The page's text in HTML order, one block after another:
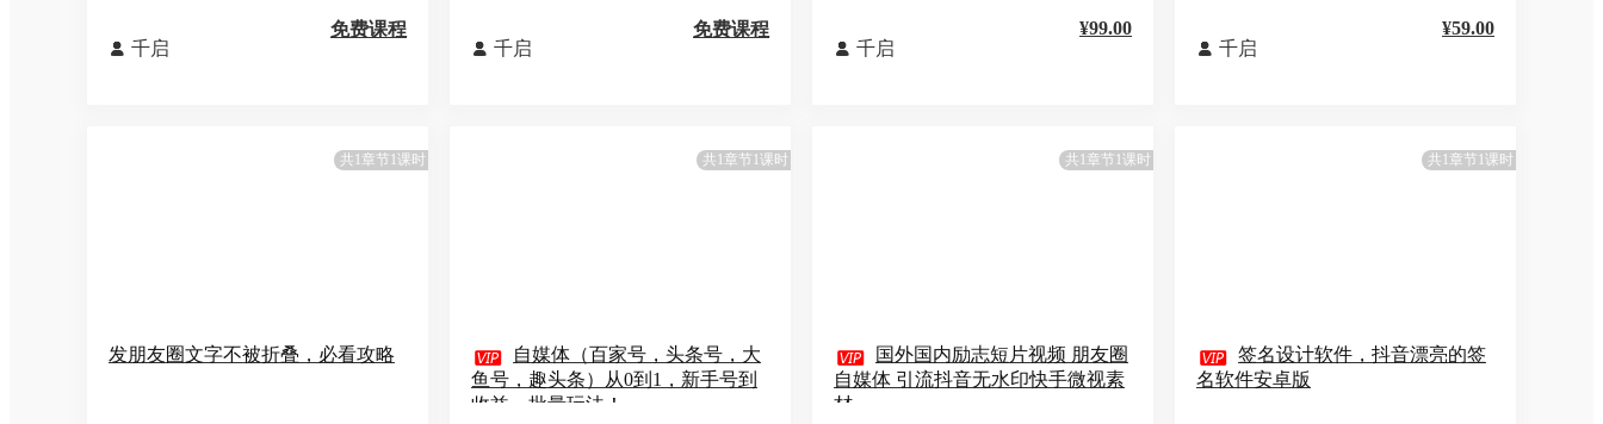
 千启
免费课程
 千启
免费课程
 千启
¥99.00
 千启
¥59.00
共1章节1课时
发朋友圈文字不被折叠，必看攻略
共1章节1课时

自媒体（百家号，头条号，大
鱼号，趣头条）从0到1，新手号到
收益，批量玩法！
共1章节1课时

国外国内励志短片视频 朋友圈
自媒体 引流抖音无水印快手微视素
材
共1章节1课时
 签名设计软件，抖音漂亮的签
名软件安卓版